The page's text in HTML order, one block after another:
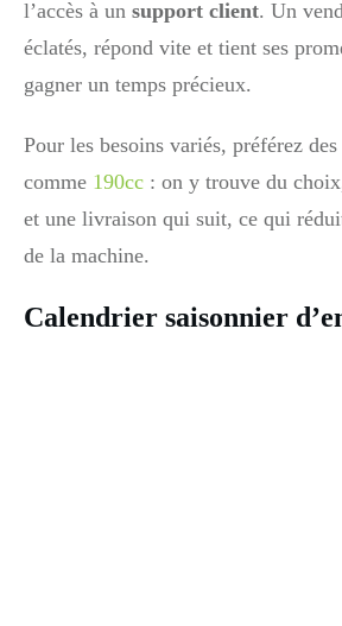
l’accès à un support client. Un
éclatés, répond vite et tient ses
gagner un temps précieux.
Pour les besoins variés, préférez
comme 190cc : on y trouve du
et une livraison qui suit, ce qui
de la machine.
Calendrier saisonnier